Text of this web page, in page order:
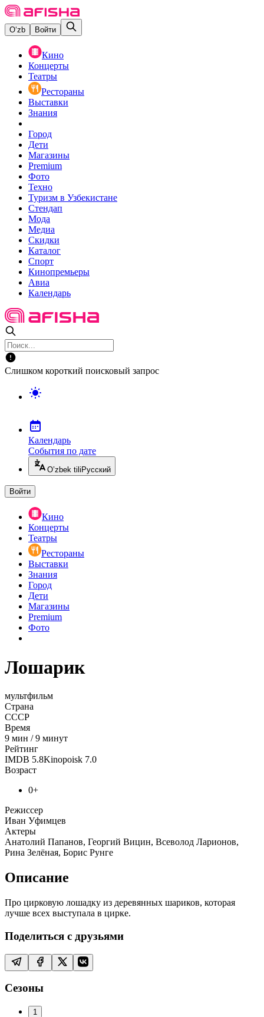
O‘zb Войти
Кино
Концерты
Театры
Рестораны
Выставки
Знания
Город
Дети
Магазины
Premium
Фото
Техно
Туризм в Узбекистане
Стендап
Мода
Медиа
Скидки
Каталог
Спорт
Кинопремьеры
Авиа
Календарь
Слишком короткий поисковый запрос
Календарь
События по дате
O’zbek tili Русский
Войти
Кино
Концерты
Театры
Рестораны
Выставки
Знания
Город
Дети
Магазины
Premium
Фото
Лошарик
мультфильм
Страна
СССР
Время
9 мин /9 минут
Рейтинг
IMDB 5.8Kinopoisk 7.0
Возраст
0+
Режиссер
Иван Уфимцев
Актеры
Анатолий Папанов, Георгий Вицин, Всеволод Ларионов,
Рина Зелёная, Борис Рунге
Описание
Про цирковую лошадку из деревянных шариков, которая
лучше всех выступала в цирке.
Поделиться с друзьями
Сезоны
1